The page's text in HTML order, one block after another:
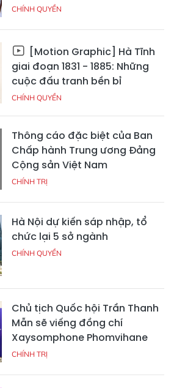
CHÍNH QUYỀN
[Motion Graphic] Hà Tĩnh
giai đoạn 1831 - 1885: Những
cuộc đấu tranh bền bỉ
CHÍNH QUYỀN
Thông cáo đặc biệt của Ban
Chấp hành Trung ương Đảng
Cộng sản Việt Nam
CHÍNH TRỊ
Hà Nội dự kiến sáp nhập, tổ
chức lại 5 sở ngành
CHÍNH QUYỀN
Chủ tịch Quốc hội Trần Thanh
Mẫn sẽ viếng đồng chí
Xaysomphone Phomvihane
CHÍNH TRỊ